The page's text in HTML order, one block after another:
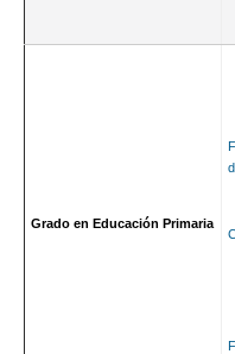
Grado en Educación Primaria